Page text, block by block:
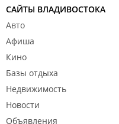
САЙТЫ ВЛАДИВОСТОКА
Авто
Афиша
Кино
Базы отдыха
Недвижимость
Новости
Объявления